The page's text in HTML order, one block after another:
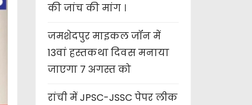
की जांच की मांग ।
जमशेदपुर माइकल जॉन में
13वां हस्तकथा दिवस मनाया
जाएगा 7 अगस्त को
रांची में JPSC-JSSC पेपर लीक